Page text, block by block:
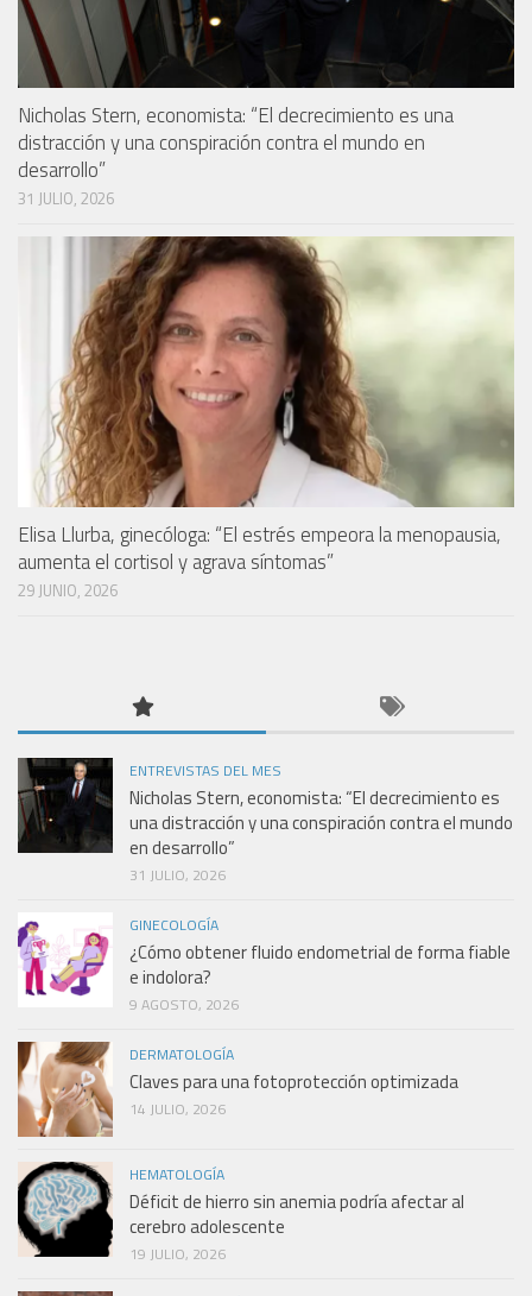
Nicholas Stern, economista: “El decrecimiento es una
distracción y una conspiración contra el mundo en
desarrollo”
31 JULIO, 2026
Elisa Llurba, ginecóloga: “El estrés empeora la menopausia,
aumenta el cortisol y agrava síntomas”
29 JUNIO, 2026
ENTREVISTAS DEL MES
Nicholas Stern, economista: “El decrecimiento es
una distracción y una conspiración contra el mundo
en desarrollo”
31 JULIO, 2026
GINECOLOGÍA
¿Cómo obtener fluido endometrial de forma fiable
e indolora?
9 AGOSTO, 2026
DERMATOLOGÍA
Claves para una fotoprotección optimizada
14 JULIO, 2026
HEMATOLOGÍA
Déficit de hierro sin anemia podría afectar al
cerebro adolescente
19 JULIO, 2026